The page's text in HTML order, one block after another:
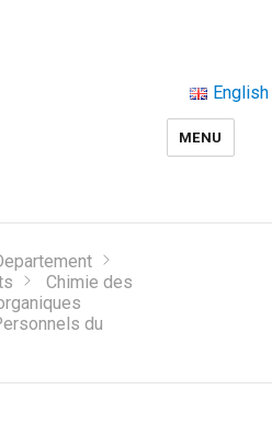
MENU
English
Chimie des
du